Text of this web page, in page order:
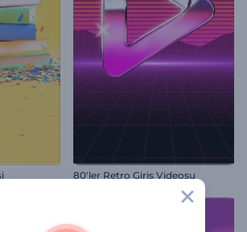
80'ler Retro Giriş Videosu